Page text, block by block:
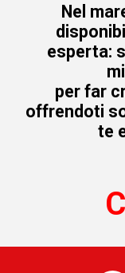
Nel
esperta:
per far
offrendoti
te